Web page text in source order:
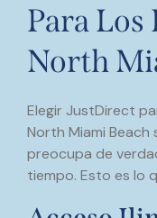
Para Los
North
Elegir JustDirect
North Miami Beach
preocupa de
tiempo. Esto es lo